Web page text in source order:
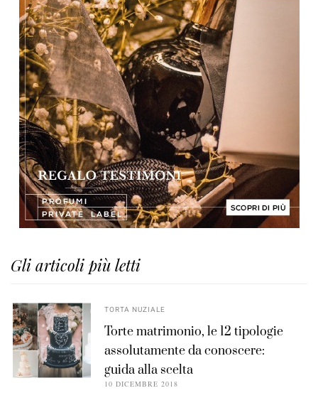
Gli articoli più letti
TORTA NUZIALE
Torte matrimonio, le 12 tipologie
assolutamente da conoscere:
guida alla scelta
10 DICEMBRE 2018